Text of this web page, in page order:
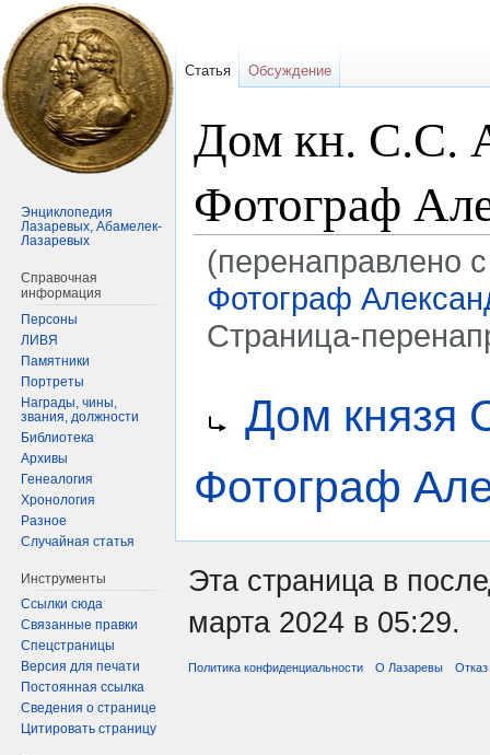
Дом кн. С.С.
Фотограф
(перенаправлено
Фотограф
Страница-
навигации
поиску
Дом князя
Фотограф
Статья Обсуждение
Энциклопедия
Лазаревых, Абамелек-
Лазаревых
Справочная
информация
Персоны
ЛИВЯ
Памятники
Портреты
Награды, чины,
звания, должности
Библиотека
Архивы
Генеалогия
Хронология
Разное
Случайная статья
Инструменты
Ссылки сюда
Связанные правки
Спецстраницы
Версия для печати
Постоянная ссылка
Сведения о странице
Цитировать страницу
Эта страница в
марта 2024 в 05:29.
Политика конфиденциальности О Лазаревы Отказ